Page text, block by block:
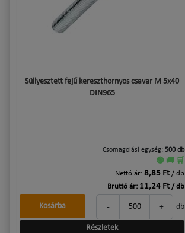
Süllyesztett fejű kereszthornyos csavar M 5x40
DIN965
Csomagolási egység: 500 db
🟢 🚚 🛒
Nettó ár: 8,85 Ft / db
Bruttó ár: 11,24 Ft / db
- + db
Kosárba
Részletek